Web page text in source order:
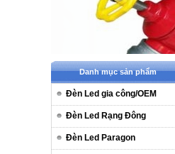
Danh mục sản phẩm
Đèn Led gia công/OEM
Đèn Led Rạng Đông
Đèn Led Paragon